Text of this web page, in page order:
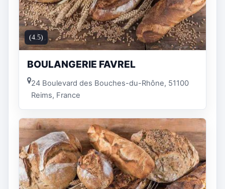
(4.5)
BOULANGERIE FAVREL
24 Boulevard des Bouches-du-Rhône, 51100
Reims, France